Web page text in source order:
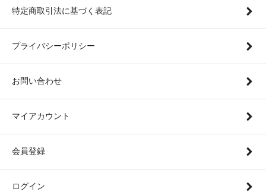
特定商取引法に基づく表記
プライバシーポリシー
お問い合わせ
マイアカウント
会員登録
ログイン